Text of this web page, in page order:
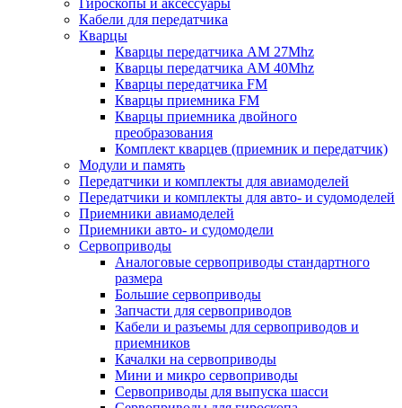
Гироскопы и аксессуары
Кабели для передатчика
Кварцы
Кварцы передатчика AM 27Mhz
Кварцы передатчика AM 40Mhz
Кварцы передатчика FM
Кварцы приемника FM
Кварцы приемника двойного
преобразования
Комплект кварцев (приемник и передатчик)
Модули и память
Передатчики и комплекты для авиамоделей
Передатчики и комплекты для авто- и судомоделей
Приемники авиамоделей
Приемники авто- и судомодели
Сервоприводы
Аналоговые сервоприводы стандартного
размера
Большие сервоприводы
Запчасти для сервоприводов
Кабели и разъемы для сервоприводов и
приемников
Качалки на сервоприводы
Мини и микро сервоприводы
Сервоприводы для выпуска шасси